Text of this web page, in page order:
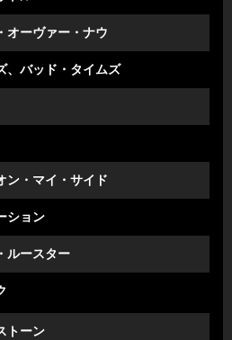
オーヴァー・ナウ
、バッド・タイムズ
ン・マイ・サイド
ション
ルースター
トーン